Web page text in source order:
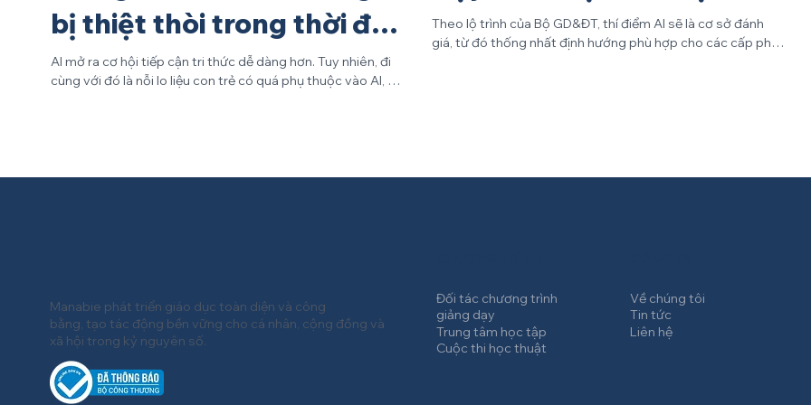
bị thiệt thòi trong thời đại
AI?
AI mở ra cơ hội tiếp cận tri thức dễ dàng hơn. Tuy nhiên, đi
cùng với đó là nỗi lo liệu con trẻ có quá phụ thuộc vào AI, từ
đây có thể thực hiện chỉ với vài câu lệnh AI. Sự thuận tiện
Theo lộ trình của Bộ GD&ĐT, thí điểm AI sẽ là cơ sở đánh
giá, từ đó thống nhất định hướng phù hợp cho các cấp phổ
nội dung của Bộ GD&ĐT. Tuy
Về chúng tôi
Tin tức
Liên hệ
Đối tác chương trình
giảng dạy
Trung tâm học tập
Cuộc thi học thuật
Manabie phát triển giáo dục toàn diện và công
bằng, tạo tác động bền vững cho cá nhân, cộng đồng và
xã hội trong kỷ nguyên số.